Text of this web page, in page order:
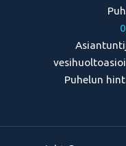
Puhelun